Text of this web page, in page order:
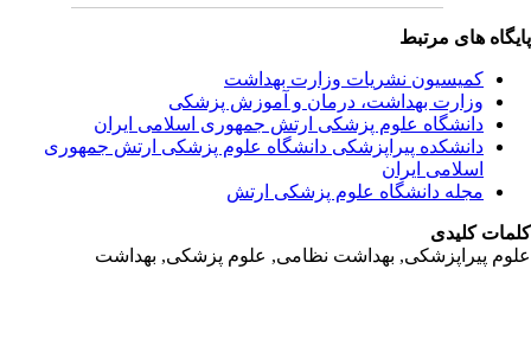
های مرتبط
کمیسیون نشریات وزارت بهداشت
وزارت بهداشت، درمان و آموزش پزشکی
دانشگاه علوم پزشکی ارتش جمهوری اسلامی ایران
دانشکده پیراپزشکی دانشگاه علوم پزشکی ارتش جمهوری
اسلامی ایران
مجله دانشگاه علوم پزشکی ارتش
کلیدی
پیراپزشکی, بهداشت نظامی, علوم پزشکی, بهداشت